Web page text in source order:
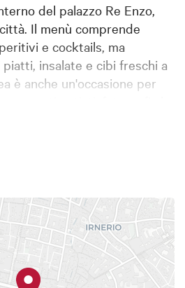
del palazzo Re Enzo,
Il menù comprende
e cocktails, ma
insalate e cibi freschi a
è anche un'occasione per
locale le loro opere.
aperitivo spagnolo a base di
lalineasocial/